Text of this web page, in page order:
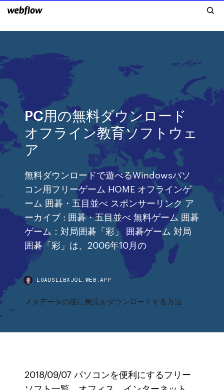
PC用の無料ダウンロード
オフライン教育ソフトウェ
ア
無料ダウンロードで遊べるWindowsパソ
コン用フリーゲーム HOME オフラインゲ
ーム 囲碁・五目並べ スポンサーリンク ア
ーカイブ : 囲碁・五目並べ 無料ゲーム 囲碁
ゲーム：対局囲碁「彩」 囲碁ゲーム 対局
囲碁「彩」は、2006年10月の
LOADSLIBXJQL.WEB.APP
メタデータの後に急流をダウンロードする方法
2018/09/07 パソコンを便利にするフリー